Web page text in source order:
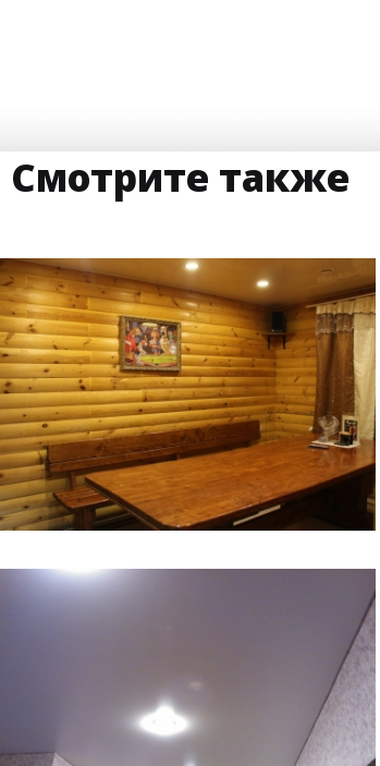
Смотрите также
Площадь 17 м2 Стоимость 7 000 руб.